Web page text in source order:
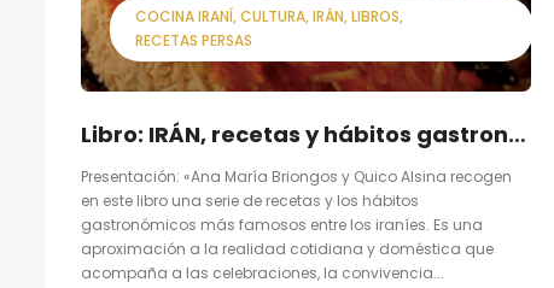
COCINA IRANÍ CULTURA IRÁN LIBROS
RECETAS PERSAS
Libro: IRÁN, recetas y hábitos gastronómicos
Presentación: «Ana María Briongos y Quico Alsina recogen
en este libro una serie de recetas y los hábitos
gastronómicos más famosos entre los iraníes. Es una
aproximación a la realidad cotidiana y doméstica que
acompaña a las celebraciones, la convivencia...